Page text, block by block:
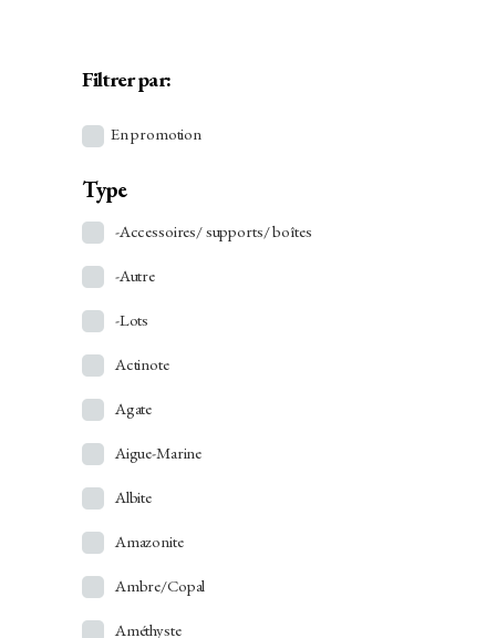
Filtrer par:
En promotion
Type
-Accessoires/ supports/ boîtes
-Autre
-Lots
Actinote
Agate
Aigue-Marine
Albite
Amazonite
Ambre/Copal
Améthyste